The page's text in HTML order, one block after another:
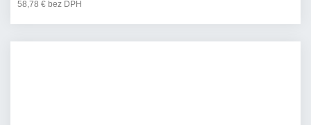
58,78 € bez DPH